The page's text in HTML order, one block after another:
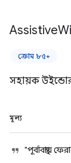
Assistive
ক্রোম ৮৫+
সহায়ক
মূল্য
"পূর্বাবস্থায়